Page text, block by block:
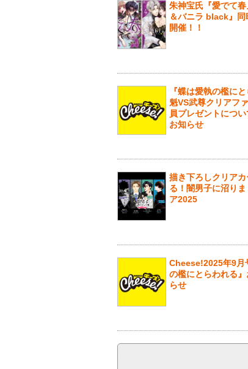
朱神宝氏『愛でて
＆バニラ black』同
開催！！
『蝶は愛執の檻に
魁VS武尊クリアフ
員プレゼントにつ
お知らせ
描き下ろしクリアカ
る！闇男子に沼り
ア2025
Cheese!2025年9月
の檻にとらわれる
らせ